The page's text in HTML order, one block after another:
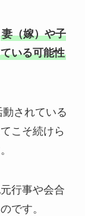
妻（嫁）や子
いる可能性
されている
こそ続けら
行事や会合
です。